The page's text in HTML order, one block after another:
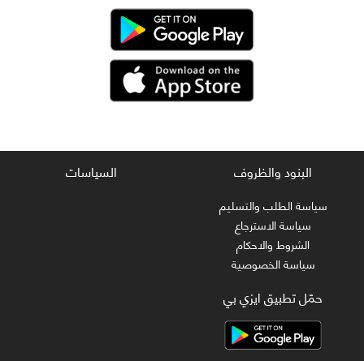
البنود والظروف
سياسة الطلب والتسليم
سياسة الاسترجاع
الشروط والاحكام
سياسة الخصوصية
السياسات
حمّل تطبيق ايزي بي